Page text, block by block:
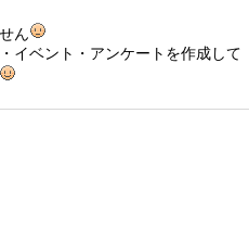
ん
イベント・アンケートを作成して